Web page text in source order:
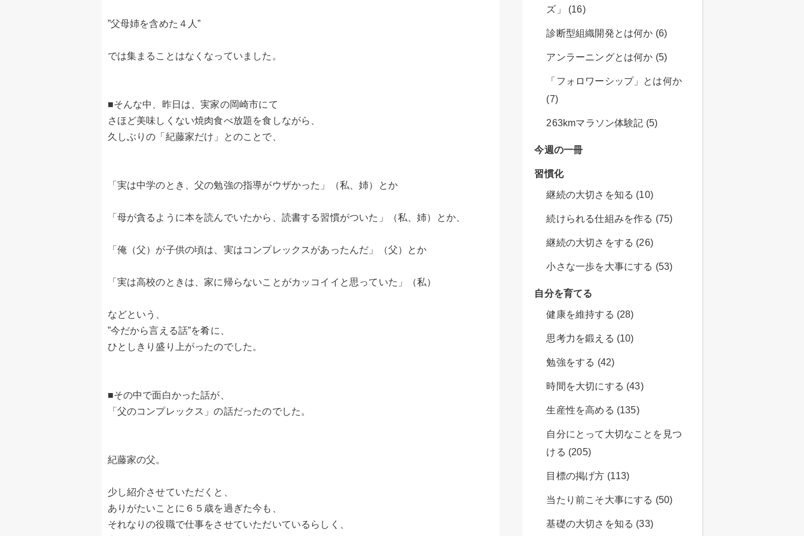
”父母姉を含めた４人”
では集まることはなくなっていました。
■そんな中、昨日は、実家の岡崎市にて
さほど美味しくない焼肉食べ放題を食しながら、
久しぶりの「紀藤家だけ」とのことで、
「実は中学のとき、父の勉強の指導がウザかった」（私、姉）とか
「母が貪るように本を読んでいたから、読書する習慣がついた」（私、姉）とか、
「俺（父）が子供の頃は、実はコンプレックスがあったんだ」（父）とか
「実は高校のときは、家に帰らないことがカッコイイと思っていた」（私）
などという、
”今だから言える話”を肴に、
ひとしきり盛り上がったのでした。
■その中で面白かった話が、
「父のコンプレックス」の話だったのでした。
紀藤家の父。
少し紹介させていただくと、
ありがたいことに６５歳を過ぎた今も、
それなりの役職で仕事をさせていただいているらしく、
ズ」 (16)
診断型組織開発とは何か (6)
アンラーニングとは何か (5)
「フォロワーシップ」とは何か
(7)
263kmマラソン体験記 (5)
今週の一冊
習慣化
継続の大切さを知る (10)
続けられる仕組みを作る (75)
継続の大切さをする (26)
小さな一歩を大事にする (53)
自分を育てる
健康を維持する (28)
思考力を鍛える (10)
勉強をする (42)
時間を大切にする (43)
生産性を高める (135)
自分にとって大切なことを見つ
ける (205)
目標の掲げ方 (113)
当たり前こそ大事にする (50)
基礎の大切さを知る (33)